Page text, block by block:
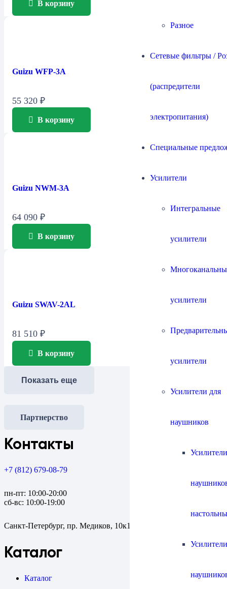
Разное
Сетевые фильтры /
(распредители
электропитания)
Специальные
Усилители
Интегральные
усилители
усилители
усилители
Усилители для
наушников
В корзину
Guizu WFP-3A
55 320 ₽
В корзину
Guizu NWM-3A
64 090 ₽
В корзину
Guizu SWAV-2AL
81 510 ₽
В корзину
Показать еще
Партнерство
Контакты
+7 (812) 679-08-79
пн-пт: 10:00-20:00
сб-вс: 10:00-19:00
Санкт-Петербург, пр. Медиков, 10к1
Каталог
Каталог